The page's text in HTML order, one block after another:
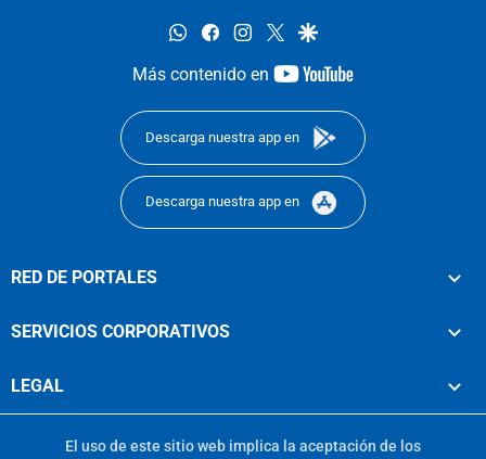
whatsappfacebookinstagram
twittergoogle
Más contenido en
youtube-
Descarga nuestra app en
Descarga nuestra app en
RED DE PORTALES
SERVICIOS CORPORATIVOS
LEGAL
El uso de este sitio web implica la aceptación de los